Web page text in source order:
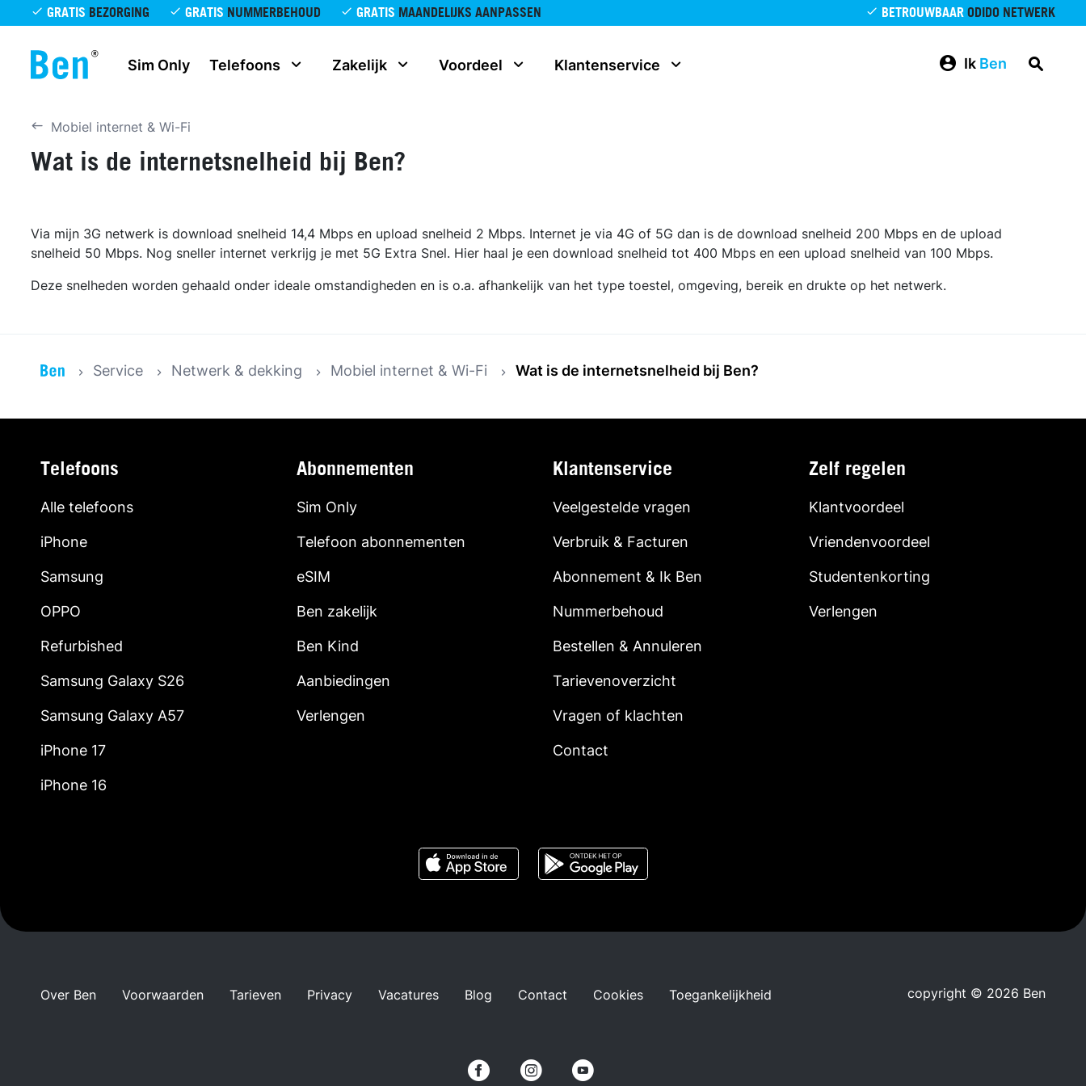
Overslaan en naar de inhoud gaan
GRATIS BEZORGING GRATIS NUMMERBEHOUD GRATIS MAANDELIJKS AANPASSEN BETROUWBAAR ODIDO NETWERK
Sim Only Telefoons Zakelijk Voordeel Klantenservice Ik Ben
Mobiel internet & Wi-Fi
Wat is de internetsnelheid bij Ben?
Via mijn 3G netwerk is download snelheid 14,4 Mbps en upload snelheid 2 Mbps. Internet je via 4G of 5G dan is de download snelheid 200 Mbps en de upload
snelheid 50 Mbps. Nog sneller internet verkrijg je met 5G Extra Snel. Hier haal je een download snelheid tot 400 Mbps en een upload snelheid van 100 Mbps.
Deze snelheden worden gehaald onder ideale omstandigheden en is o.a. afhankelijk van het type toestel, omgeving, bereik en drukte op het netwerk.
Service Netwerk & dekking Mobiel internet & Wi-Fi Wat is de internetsnelheid bij Ben?
Telefoons
Alle telefoons
iPhone
Samsung
OPPO
Refurbished
Samsung Galaxy S26
Samsung Galaxy A57
iPhone 17
iPhone 16
Abonnementen
Sim Only
Telefoon abonnementen
eSIM
Ben zakelijk
Ben Kind
Aanbiedingen
Verlengen
Klantenservice
Veelgestelde vragen
Verbruik & Facturen
Abonnement & Ik Ben
Nummerbehoud
Bestellen & Annuleren
Tarievenoverzicht
Vragen of klachten
Contact
Zelf regelen
Klantvoordeel
Vriendenvoordeel
Studentenkorting
Verlengen
Over Ben Voorwaarden Tarieven Privacy Vacatures Blog Contact Cookies Toegankelijkheid copyright © 2026 Ben